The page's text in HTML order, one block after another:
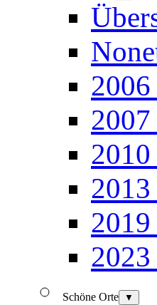
2006
Schöne Orte ▼